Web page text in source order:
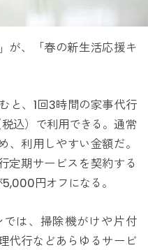
が、「春の新生活応援キ
と、1回3時間の家事代行
込）で利用できる。通常
利用しやすい金額だ。
定期サービスを契約する
円オフになる。
は、掃除機がけや片付
代行などあらゆるサービ